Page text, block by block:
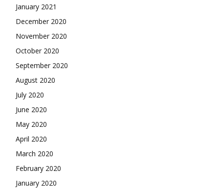
January 2021
December 2020
November 2020
October 2020
September 2020
August 2020
July 2020
June 2020
May 2020
April 2020
March 2020
February 2020
January 2020